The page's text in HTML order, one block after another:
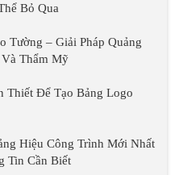
Bỏ Qua
Tường – Giải Pháp Quảng
Thẩm Mỹ
Thiết Để Tạo Bảng Logo
Hiệu Công Trình Mới Nhất
Tin Cần Biết